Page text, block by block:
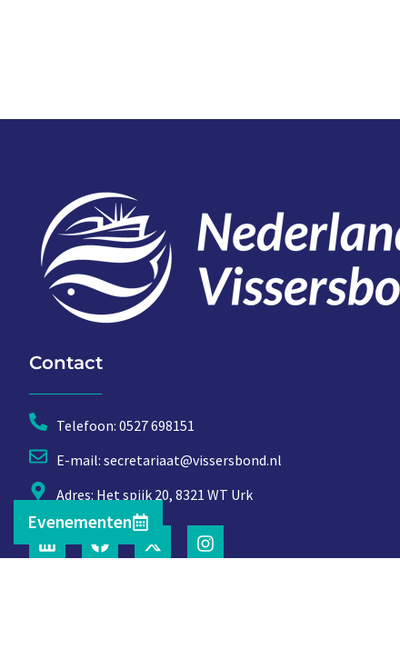
Contact
Telefoon: 0527 698151
E-mail: secretariaat@vissersbond.nl
Adres: Het spijk 20, 8321 WT Urk
Evenementen